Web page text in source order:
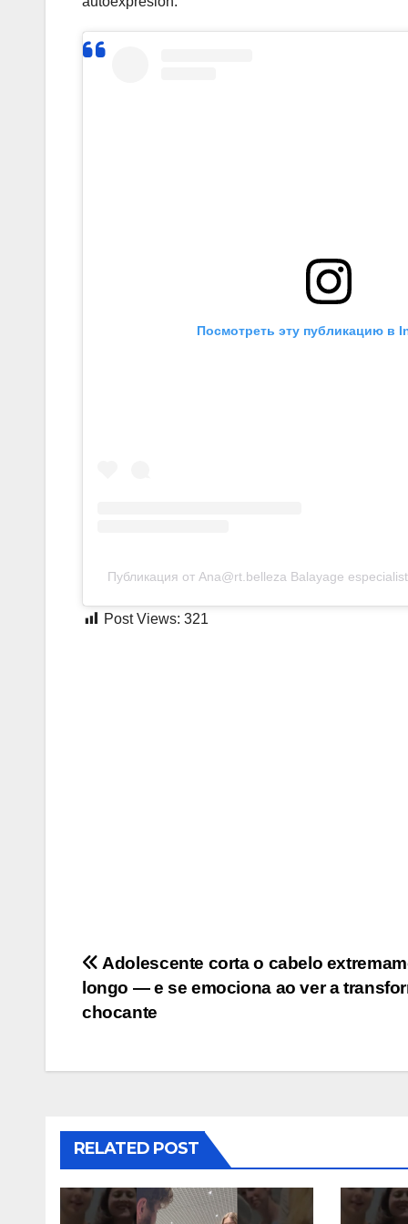
Посмотреть эту публикацию в
Публикация от Ana@rt.belleza Balayage
Post Views: 321
Post
navigation
Adolescente corta o cabelo
longo — e se emociona ao ver a
chocante
RELATED POST